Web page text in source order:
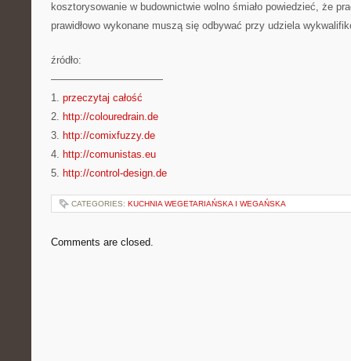
kosztorysowanie w budownictwie wolno śmiało powiedzieć, że
prawidłowo wykonane muszą się odbywać przy udziela
źródło:
———————————
1. przeczytaj całość
2. http://colouredrain.de
3. http://comixfuzzy.de
4. http://comunistas.eu
5. http://control-design.de
CATEGORIES: KUCHNIA WEGETARIAŃSKA I WEGAŃSKA
Comments are closed.